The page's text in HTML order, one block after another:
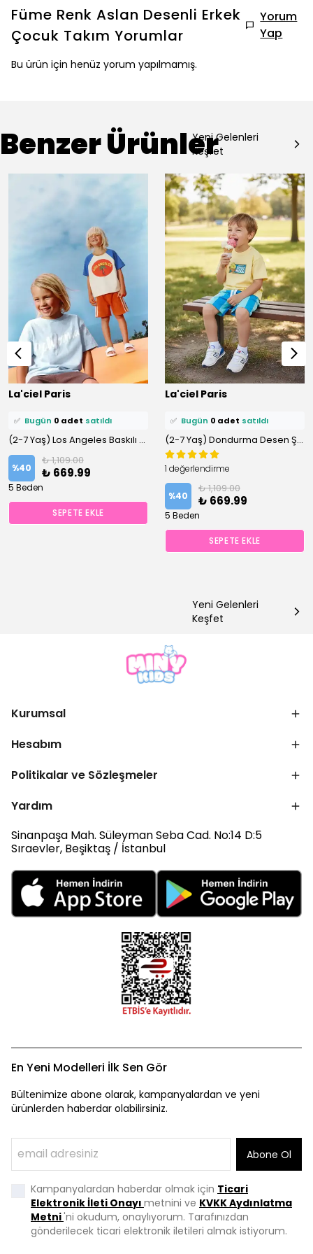
Füme Renk Aslan Desenli Erkek
Çocuk Takım Yorumlar
Yorum
Yap
Bu ürün için henüz yorum yapılmamış.
Benzer ÜrünlerYeni Gelenleri
Keşfet
La'ciel Paris
⭐️ Bu ürünü0 kişifavoriledi!
✅ Bugün 0 adet satıldı
(2-7 Yaş) Los Angeles Baskılı Şortlu %100 Pamuklu Altüst Takım
%40
₺ 1,109.00
₺ 669.99
5 Beden
SEPETE EKLE
La'ciel Paris
⭐️ Bu ürünü0 kişifavoriledi!
✅ Bugün 0 adet satıldı
(2-7 Yaş) Dondurma Desen Şortlu %100 Pamuklu Altüst Takım
1 değerlendirme
%40
₺ 1,109.00
₺ 669.99
5 Beden
SEPETE EKLE
Yeni Gelenleri
Keşfet
Kurumsal
Hesabım
Politikalar ve Sözleşmeler
Yardım
Sinanpaşa Mah. Süleyman Seba Cad. No:14 D:5
Sıraevler, Beşiktaş / İstanbul
En Yeni Modelleri İlk Sen Gör
Bültenimize abone olarak, kampanyalardan ve yeni
ürünlerden haberdar olabilirsiniz.
Abone Ol
Kampanyalardan haberdar olmak için Ticari
Elektronik İleti Onayı metnini ve KVKK Aydınlatma
Metni'ni okudum, onaylıyorum. Tarafınızdan
gönderilecek ticari elektronik iletileri almak istiyorum.